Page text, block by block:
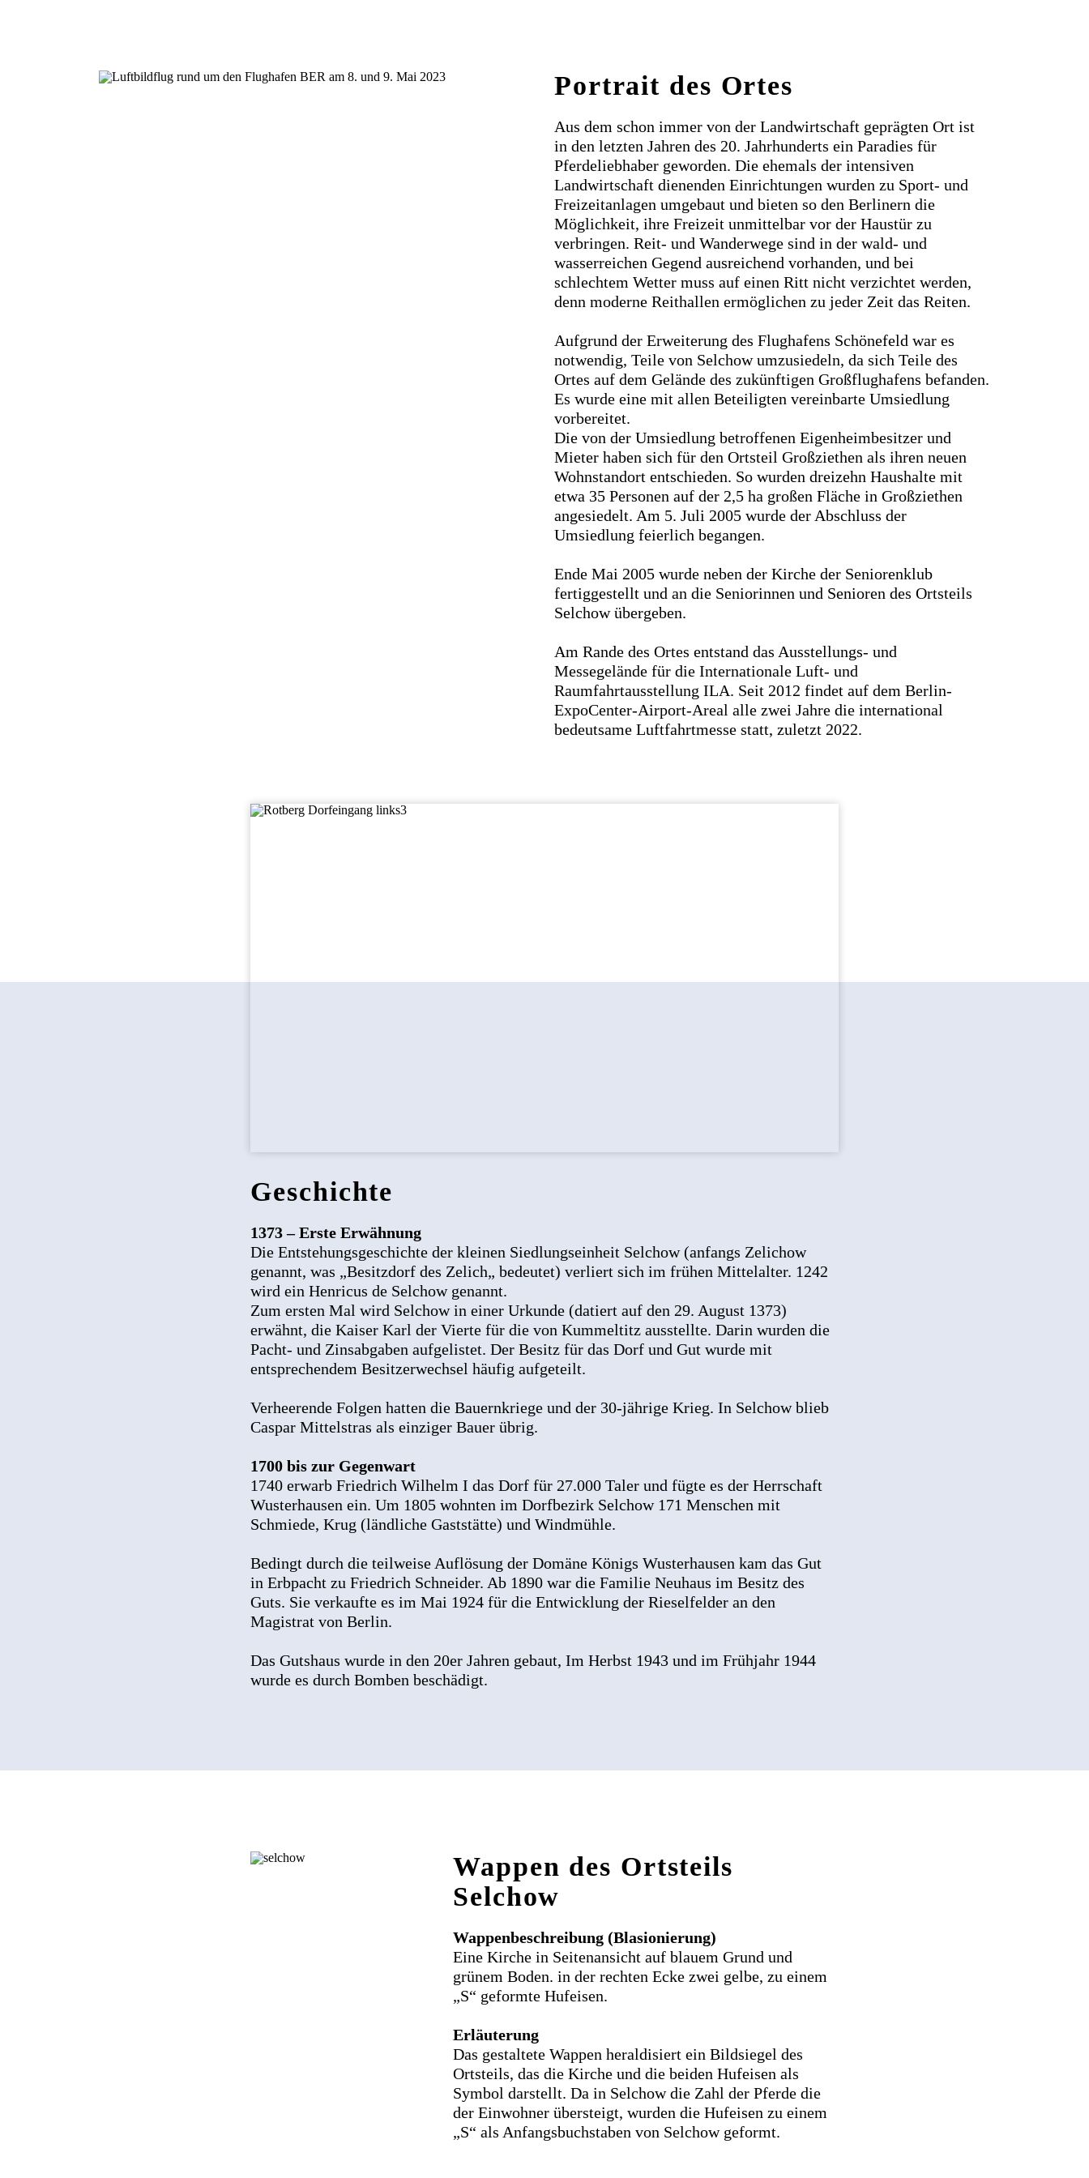
Portrait des Ortes
Aus dem schon immer von der Landwirtschaft geprägten Ort ist
in den letzten Jahren des 20. Jahrhunderts ein Paradies für
Pferdeliebhaber geworden. Die ehemals der intensiven
Landwirtschaft dienenden Einrichtungen wurden zu Sport- und
Freizeitanlagen umgebaut und bieten so den Berlinern die
Möglichkeit, ihre Freizeit unmittelbar vor der Haustür zu
verbringen. Reit- und Wanderwege sind in der wald- und
wasserreichen Gegend ausreichend vorhanden, und bei
schlechtem Wetter muss auf einen Ritt nicht verzichtet werden,
denn moderne Reithallen ermöglichen zu jeder Zeit das Reiten.
Aufgrund der Erweiterung des Flughafens Schönefeld war es
notwendig, Teile von Selchow umzusiedeln, da sich Teile des
Ortes auf dem Gelände des zukünftigen Großflughafens befanden.
Es wurde eine mit allen Beteiligten vereinbarte Umsiedlung
vorbereitet.
Die von der Umsiedlung betroffenen Eigenheimbesitzer und
Mieter haben sich für den Ortsteil Großziethen als ihren neuen
Wohnstandort entschieden. So wurden dreizehn Haushalte mit
etwa 35 Personen auf der 2,5 ha großen Fläche in Großziethen
angesiedelt. Am 5. Juli 2005 wurde der Abschluss der
Umsiedlung feierlich begangen.
Ende Mai 2005 wurde neben der Kirche der Seniorenklub
fertiggestellt und an die Seniorinnen und Senioren des Ortsteils
Selchow übergeben.
Am Rande des Ortes entstand das Ausstellungs- und
Messegelände für die Internationale Luft- und
Raumfahrtausstellung ILA. Seit 2012 findet auf dem Berlin-
ExpoCenter-Airport-Areal alle zwei Jahre die international
bedeutsame Luftfahrtmesse statt, zuletzt 2022.
Geschichte
1373 – Erste Erwähnung
Die Entstehungsgeschichte der kleinen Siedlungseinheit Selchow (anfangs Zelichow
genannt, was „Besitzdorf des Zelich„ bedeutet) verliert sich im frühen Mittelalter. 1242
wird ein Henricus de Selchow genannt.
Zum ersten Mal wird Selchow in einer Urkunde (datiert auf den 29. August 1373)
erwähnt, die Kaiser Karl der Vierte für die von Kummeltitz ausstellte. Darin wurden die
Pacht- und Zinsabgaben aufgelistet. Der Besitz für das Dorf und Gut wurde mit
entsprechendem Besitzerwechsel häufig aufgeteilt.
Verheerende Folgen hatten die Bauernkriege und der 30-jährige Krieg. In Selchow blieb
Caspar Mittelstras als einziger Bauer übrig.
1700 bis zur Gegenwart
1740 erwarb Friedrich Wilhelm I das Dorf für 27.000 Taler und fügte es der Herrschaft
Wusterhausen ein. Um 1805 wohnten im Dorfbezirk Selchow 171 Menschen mit
Schmiede, Krug (ländliche Gaststätte) und Windmühle.
Bedingt durch die teilweise Auflösung der Domäne Königs Wusterhausen kam das Gut
in Erbpacht zu Friedrich Schneider. Ab 1890 war die Familie Neuhaus im Besitz des
Guts. Sie verkaufte es im Mai 1924 für die Entwicklung der Rieselfelder an den
Magistrat von Berlin.
Das Gutshaus wurde in den 20er Jahren gebaut, Im Herbst 1943 und im Frühjahr 1944
wurde es durch Bomben beschädigt.
Wappen des Ortsteils
Selchow
Wappenbeschreibung (Blasionierung)
Eine Kirche in Seitenansicht auf blauem Grund und
grünem Boden. in der rechten Ecke zwei gelbe, zu einem
„S“ geformte Hufeisen.
Erläuterung
Das gestaltete Wappen heraldisiert ein Bildsiegel des
Ortsteils, das die Kirche und die beiden Hufeisen als
Symbol darstellt. Da in Selchow die Zahl der Pferde die
der Einwohner übersteigt, wurden die Hufeisen zu einem
„S“ als Anfangsbuchstaben von Selchow geformt.